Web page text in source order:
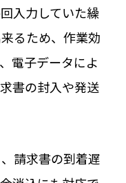
入力していた繰
るため、作業効
電子データによ
書の封入や発送
請求書の到着遅